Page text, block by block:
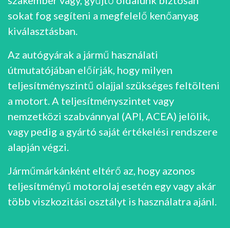
sokat fog segíteni a megfelelő kenőanyag
kiválasztásban.
Az autógyárak a jármű használati
útmutatójában előírják, hogy milyen
teljesítményszintű olajjal szükséges feltölteni
a motort. A teljesítményszintet vagy
nemzetközi szabvánnyal (API, ACEA) jelölik,
vagy pedig a gyártó saját értékelési rendszere
alapján végzi.
Járműmárkánként eltérő az, hogy azonos
teljesítményű motorolaj esetén egy vagy akár
több viszkozitási osztályt is használatra ajánl.